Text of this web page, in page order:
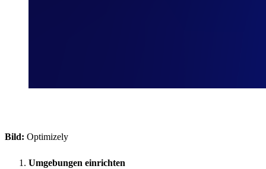
Bild: Optimizely
Umgebungen einrichten